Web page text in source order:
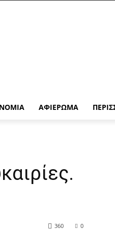
ΑΦΙΈΡΩΜΑ
0
360